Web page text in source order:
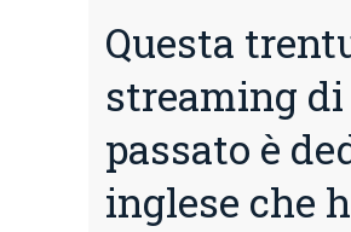
Questa
streaming
passato è
inglese che